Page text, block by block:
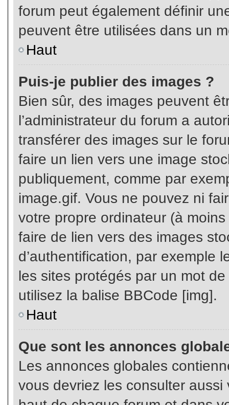
forum peut également définir
peuvent être utilisées dans un
Haut
Puis-je publier des images ?
Bien sûr, des images peuvent
l’administrateur du forum a
transférer des images sur le
faire un lien vers une image
publiquement, comme par
image.gif. Vous ne pouvez ni
votre propre ordinateur (à
faire de lien vers des images
d’authentification, par exemple
les sites protégés par un mot
utilisez la balise BBCode [img].
Haut
Que sont les annonces
Les annonces globales
vous devriez les consulter